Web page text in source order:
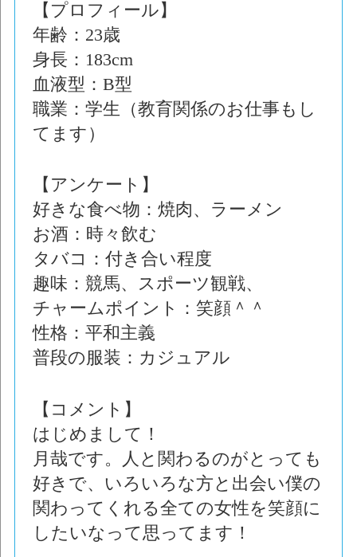
【プロフィール】
年齢：23歳
身長：183cm
血液型：B型
職業：学生（教育関係のお仕事もし
てます）
【アンケート】
好きな食べ物：焼肉、ラーメン
お酒：時々飲む
タバコ：付き合い程度
趣味：競馬、スポーツ観戦、
チャームポイント：笑顔＾＾
性格：平和主義
普段の服装：カジュアル
【コメント】
はじめまして！
月哉です。人と関わるのがとっても
好きで、いろいろな方と出会い僕の
関わってくれる全ての女性を笑顔に
したいなって思ってます！